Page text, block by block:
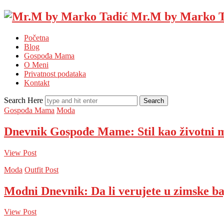
Mr.M by Marko
Početna
Blog
Gospođa Mama
O Meni
Privatnost podataka
Kontakt
Search Here
Gospođa Mama Moda
Dnevnik Gospođe Mame: Stil kao životni
View Post
Moda Outfit Post
Modni Dnevnik: Da li verujete u zimske
View Post